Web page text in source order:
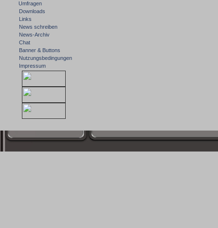
Umfragen
Downloads
Links
News schreiben
News-Archiv
Chat
Banner & Buttons
Nutzungsbedingungen
Impressum